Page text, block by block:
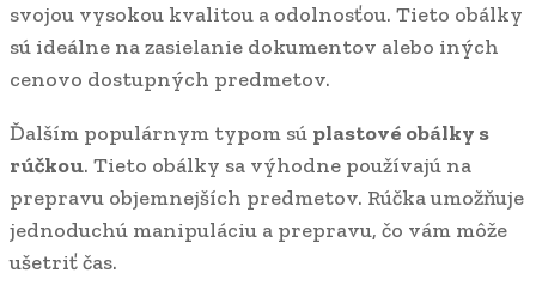
svojou vysokou kvalitou a odolnosťou. Tieto obálky
sú ideálne na zasielanie dokumentov alebo iných
cenovo dostupných predmetov.
Ďalším populárnym typom sú plastové obálky s
rúčkou. Tieto obálky sa výhodne používajú na
prepravu objemnejších predmetov. Rúčka umožňuje
jednoduchú manipuláciu a prepravu, čo vám môže
ušetriť čas.